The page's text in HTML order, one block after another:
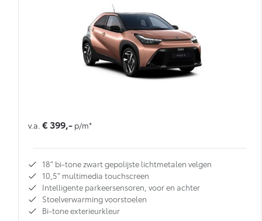
v.a. € 399,- p/m*
18" bi-tone zwart gepolijste lichtmetalen velgen
10,5" multimedia touchscreen
Intelligente parkeersensoren, voor en achter
Stoelverwarming voorstoelen
Bi-tone exterieurkleur